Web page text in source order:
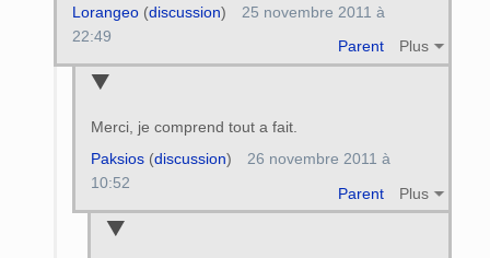
Parent Plus
Lorangeo(discussion)
25 novembre 2011 à
22:49
Merci, je comprend tout a fait.
Parent Plus
Paksios(discussion)
26 novembre 2011 à
10:52